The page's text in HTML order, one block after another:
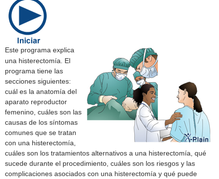
Este programa explica
una histerectomía. El
programa tiene las
secciones siguientes:
cuál es la anatomía del
aparato reproductor
femenino, cuáles son las
causas de los síntomas
comunes que se tratan
con una histerectomía,
cuáles son los tratamientos alternativos a una histerectomía, qué
sucede durante el procedimiento, cuáles son los riesgos y las
complicaciones asociados con una histerectomía y qué puede